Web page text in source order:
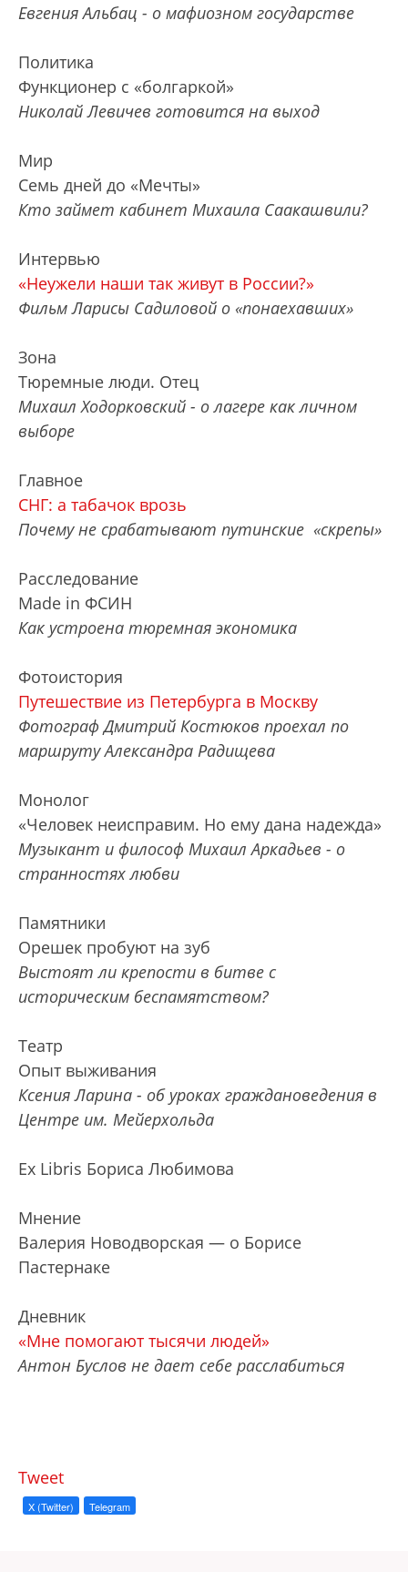
Евгения Альбац - о мафиозном государстве
Политика
Функционер с «болгаркой»
Николай Левичев готовится на выход
Мир
Семь дней до «Мечты»
Кто займет кабинет Михаила Саакашвили?
Интервью
«Неужели наши так живут в России?»
Фильм Ларисы Садиловой о «понаехавших»
Зона
Тюремные люди. Отец
Михаил Ходорковский - о лагере как личном
выборе
Главное
СНГ: а табачок врозь
Почему не срабатывают путинские «скрепы»
Расследование
Made in ФСИН
Как устроена тюремная экономика
Фотоистория
Путешествие из Петербурга в Москву
Фотограф Дмитрий Костюков проехал по
маршруту Александра Радищева
Монолог
«Человек неисправим. Но ему дана надежда»
Музыкант и философ Михаил Аркадьев - о
странностях любви
Памятники
Орешек пробуют на зуб
Выстоят ли крепости в битве с
историческим беспамятством?
Театр
Опыт выживания
Ксения Ларина - об уроках граждановедения в
Центре им. Мейерхольда
Ex Libris Бориса Любимова
Мнение
Валерия Новодворская — о Борисе
Пастернаке
Дневник
«Мне помогают тысячи людей»
Антон Буслов не дает себе расслабиться
Tweet
X (Twitter) Telegram